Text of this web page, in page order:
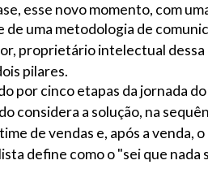
esse novo momento, com
de uma metodologia de
proprietário intelectual
pilares.
por cinco etapas da jornada
considera a solução, na
de vendas e, após a
define como o "sei que